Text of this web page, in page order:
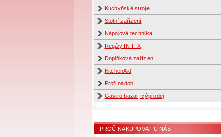
Kuchyňské stroje
Stolní zařízení
Nápojová technika
Regály IN-FIX
Doplňková zařízení
KitchenAid
Profi nádobí
Gastro bazar, výprodej
PROČ NAKUPOVAT U NÁS